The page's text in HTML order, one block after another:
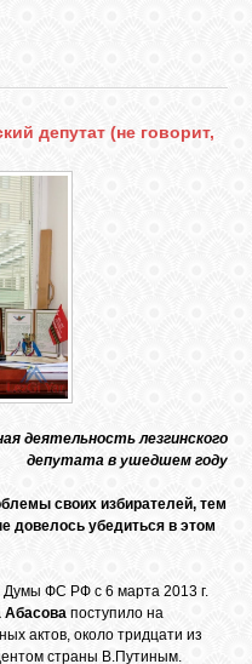
депутат (не говорит,
деятельность лезгинского
депутата в ушедшем году
своих избирателей, тем
довелось убедиться в этом
Думы ФС РФ с 6 марта 2013 г.
Абасова поступило на
актов, около тридцати из
страны В.Путиным.